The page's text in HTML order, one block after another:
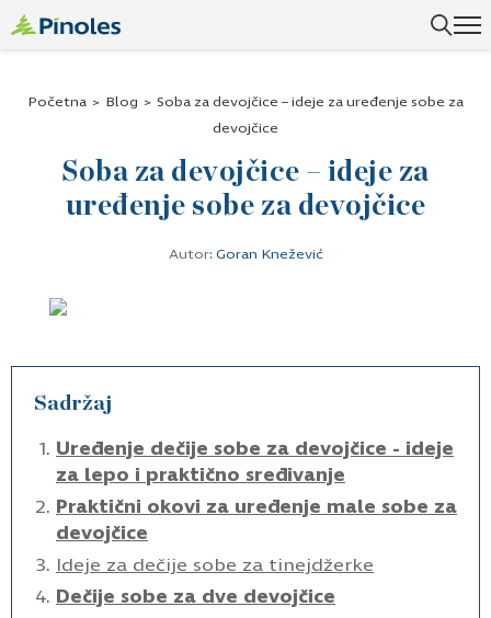
Početna > Blog > Soba za devojčice – ideje za uređenje sobe za
devojčice
Soba za devojčice – ideje za
uređenje sobe za devojčice
Autor: Goran Knežević
Sadržaj
Uređenje dečije sobe za devojčice - ideje
za lepo i praktično sređivanje
Praktični okovi za uređenje male sobe za
devojčice
Ideje za dečije sobe za tinejdžerke
Dečije sobe za dve devojčice